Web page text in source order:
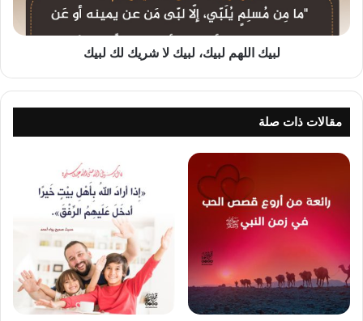
لبيك
لبيك اللهم لبيك، لبيك لا شريك لك لبيك
مقالات ذات صلة